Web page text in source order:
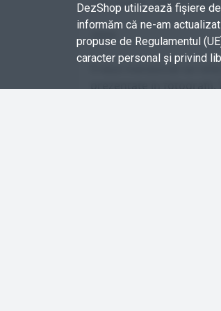
2004
Prețul menționat se
prezentate în fotografii.
DezShop utilizează fişiere
informăm că ne-am
propuse de Regulamentul
caracter personal și privind